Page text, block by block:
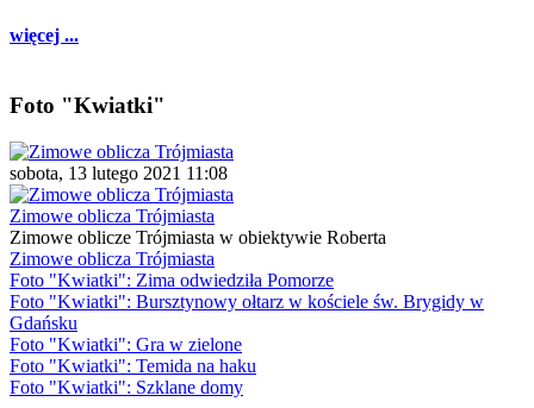
więcej ...
Foto "Kwiatki"
sobota, 13 lutego 2021 11:08
Zimowe oblicza Trójmiasta
Zimowe oblicze Trójmiasta w obiektywie Roberta
Zimowe oblicza Trójmiasta
Foto "Kwiatki": Zima odwiedziła Pomorze
Foto "Kwiatki": Bursztynowy ołtarz w kościele św. Brygidy w
Gdańsku
Foto "Kwiatki": Gra w zielone
Foto "Kwiatki": Temida na haku
Foto "Kwiatki": Szklane domy